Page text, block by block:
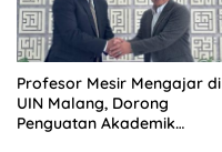
Profesor Mesir Mengajar di
UIN Malang, Dorong
Penguatan Akademik